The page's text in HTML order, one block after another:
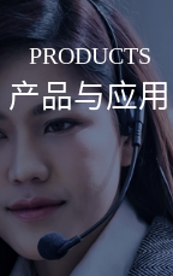
PRODUCTS
产品与应用